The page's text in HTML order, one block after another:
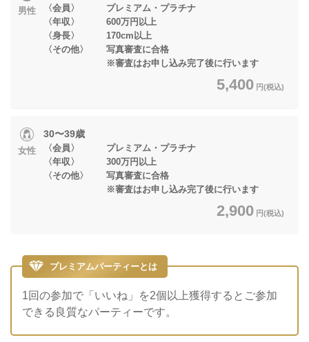
男性
〈会員〉 プレミアム・プラチナ
〈年収〉 600万円以上
〈身長〉 170cm以上
〈その他〉 写真審査に合格
※審査はお申し込み完了後に行います
5,400 円(税込)
女性
30〜39歳
〈会員〉 プレミアム・プラチナ
〈年収〉 300万円以上
〈その他〉 写真審査に合格
※審査はお申し込み完了後に行います
2,900 円(税込)
プレミアムパーティーとは
1回の参加で「いいね」を2個以上獲得するとご参加
できる良質なパーティーです。